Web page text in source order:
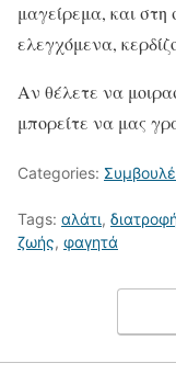
μαγείρεμα, και στη
ελεγχόμενα,
Αν θέλετε να
μπορείτε να μας
Categories:
Tags: αλάτι,
ζωής, φαγητά